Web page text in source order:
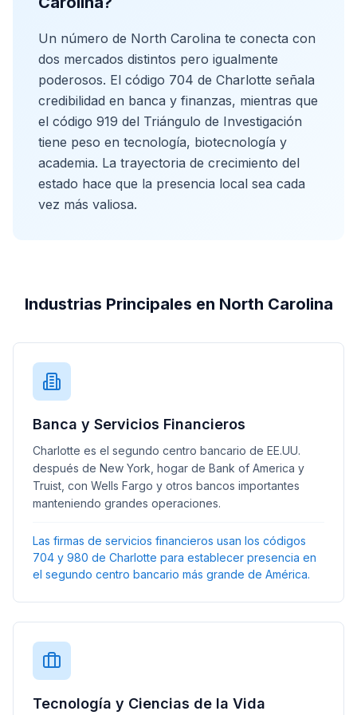
Un número de North Carolina te conecta con
dos mercados distintos pero igualmente
poderosos. El código 704 de Charlotte señala
credibilidad en banca y finanzas, mientras que
el código 919 del Triángulo de Investigación
tiene peso en tecnología, biotecnología y
academia. La trayectoria de crecimiento del
estado hace que la presencia local sea cada
vez más valiosa.
Industrias Principales en North Carolina
Banca y Servicios Financieros
Charlotte es el segundo centro bancario de EE.UU.
después de New York, hogar de Bank of America y
Truist, con Wells Fargo y otros bancos importantes
manteniendo grandes operaciones.
Las firmas de servicios financieros usan los códigos
704 y 980 de Charlotte para establecer presencia en
el segundo centro bancario más grande de América.
Tecnología y Ciencias de la Vida